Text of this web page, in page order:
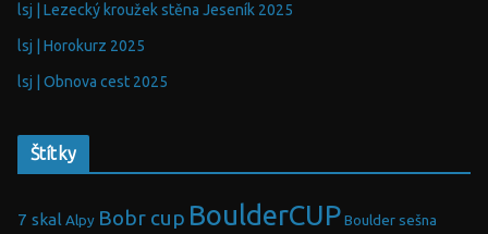
lsj | Lezecký kroužek stěna Jeseník 2025
lsj | Horokurz 2025
lsj | Obnova cest 2025
Štítky
7 skal Alpy Bobr cup BoulderCUP Boulder sešna